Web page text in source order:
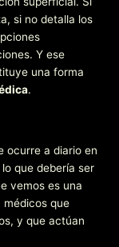
si no detalla los
Y ese
una forma
.
ocurre a diario en
que debería ser
vemos es una
médicos que
y que actúan